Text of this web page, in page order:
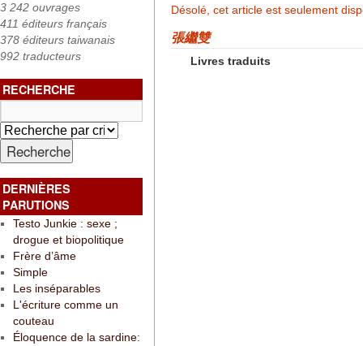
3 242 ouvrages
411 éditeurs français
378 éditeurs taiwanais
992 traducteurs
RECHERCHE
DERNIÈRES
PARUTIONS
Testo Junkie : sexe ;
drogue et biopolitique
Frère d’âme
Simple
Les inséparables
L'écriture comme un
couteau
Éloquence de la sardine:
Désolé, cet article est seulement
張繼雙
Livres traduits